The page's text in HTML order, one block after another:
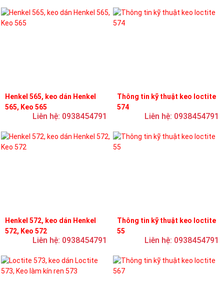
Henkel 565, keo dán Henkel
565, Keo 565
Liên hệ: 0938454791
Thông tin kỹ thuật keo loctite
574
Liên hệ: 0938454791
Henkel 572, keo dán Henkel
572, Keo 572
Liên hệ: 0938454791
Thông tin kỹ thuật keo loctite
55
Liên hệ: 0938454791